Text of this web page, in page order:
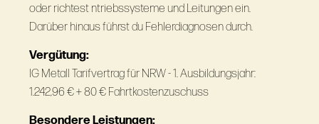
oder richtest ntriebssysteme und Leitungen ein.
Darüber hinaus führst du Fehlerdiagnosen durch.
Vergütung:
IG Metall Tarifvertrag für NRW - 1. Ausbildungsjahr:
1.242,96 € + 80 € Fahrtkostenzuschuss
Besondere Leistungen: